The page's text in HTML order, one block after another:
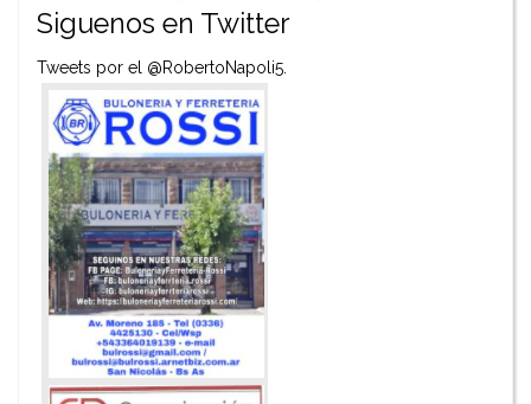
Siguenos en Twitter
Tweets por el @RobertoNapoli5.